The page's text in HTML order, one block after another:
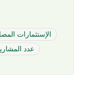
الإستثمارات
عدد